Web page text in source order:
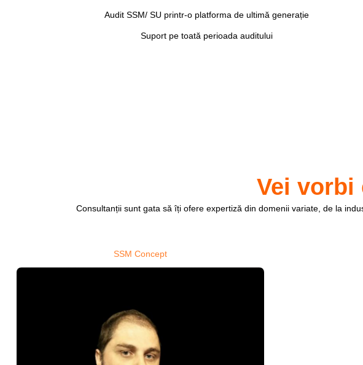
Audit SSM/ SU printr-o platforma de ultimă generație
Suport pe toată perioada auditului
Vei vorbi
Consultanții sunt gata să îți ofere expertiză din domenii variate, de la
SSM Concept